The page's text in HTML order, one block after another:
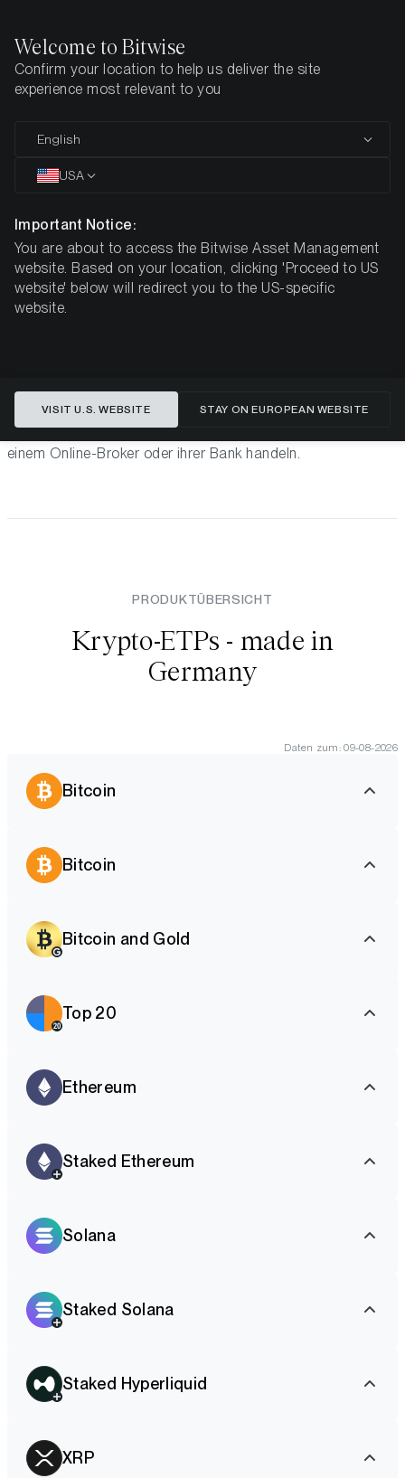
Startseite Alle Produkte
Krypto ETPs
fürIhre
Anlagestrategie
Bitwise ETPs sind Wertpapiere, die Zugang zu einzelnen
Kryptowährungen, zu Krypto-Baskets und zu Staking-
hohe Abbildungsqualität, Transparenz und
Anlegerschutz. Anlegerinnen und Anleger können Bitwise
Produkte bequem und sicher über ihr Wertpapierkonto bei
einem Online-Broker oder ihrer Bank handeln.
PRODUKTÜBERSICHT
Krypto-ETPs - made in
Germany
Daten zum: 09-08-2026
Bitcoin
Bitcoin
Bitcoin and Gold
Top 20
Ethereum
Staked Ethereum
Solana
Staked Solana
Staked Hyperliquid
XRP
Welcome to Bitwise
Confirm your location to help us deliver the site
experience most relevant to you
English
USA
Important Notice:
You are about to access the Bitwise Asset Management
website. Based on your location, clicking 'Proceed to US
website' below will redirect you to the US-specific
website.
VISIT U.S. WEBSITE STAY ON EUROPEAN WEBSITE